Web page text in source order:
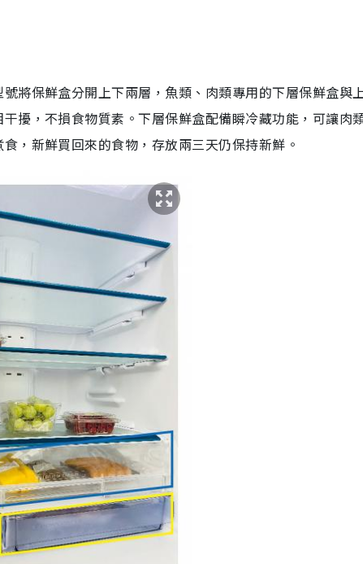
將保鮮盒分開上下兩層，魚類、肉類專用的下層保鮮盒與
擾，不損食物質素。下層保鮮盒配備瞬冷藏功能，可讓肉
，新鮮買回來的食物，存放兩三天仍保持新鮮。